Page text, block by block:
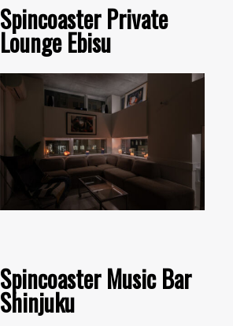
Spincoaster Private
Lounge Ebisu
Spincoaster Music Bar
Shinjuku